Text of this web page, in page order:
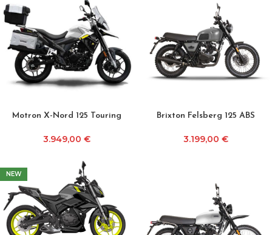
Motron X-Nord 125 Touring
3.949,00 €
Brixton Felsberg 125 ABS
3.199,00 €
NEW